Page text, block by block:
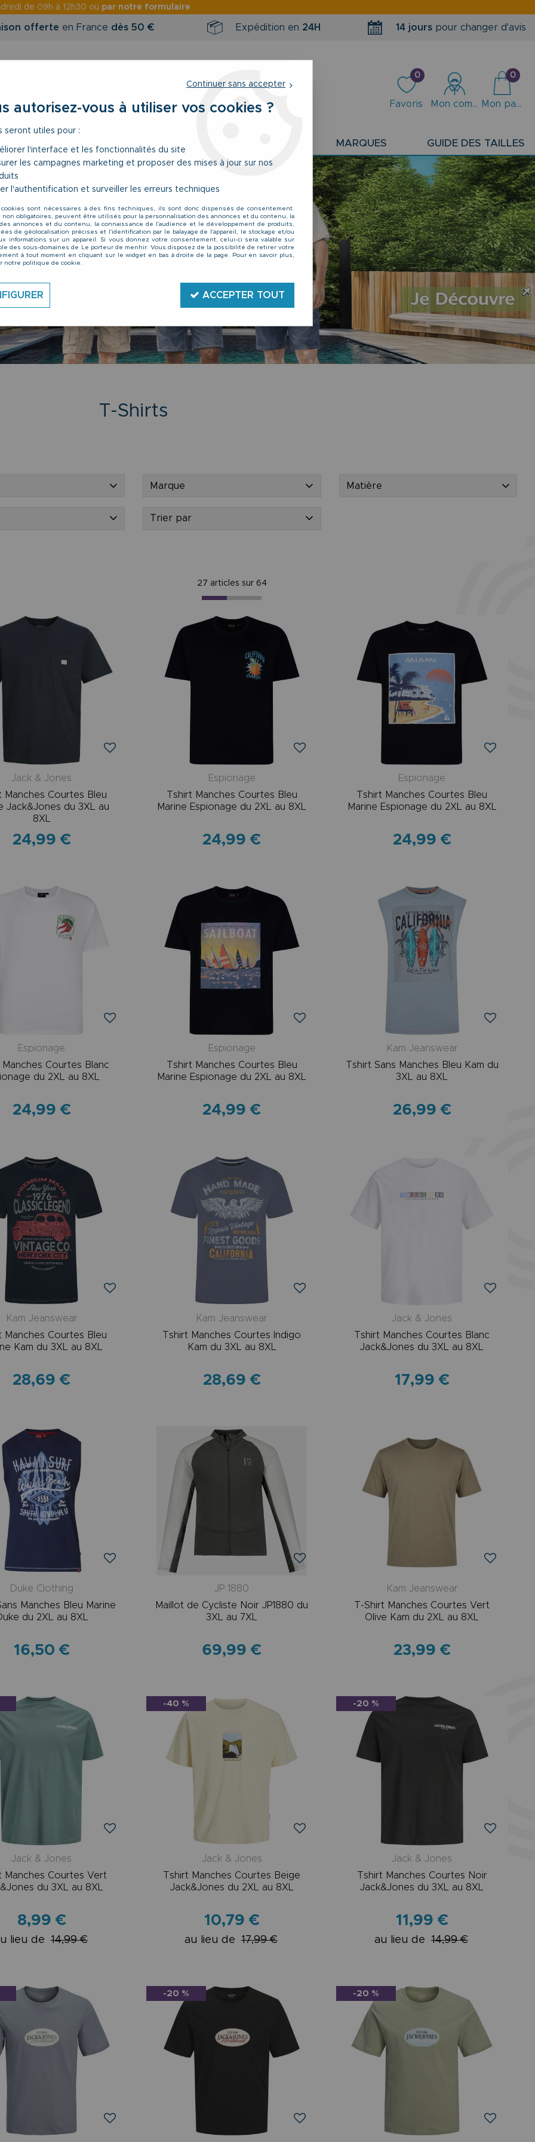
de 09h à 12h30 ou par notre formulaire
offerte en France dès 50 € Expédition en 24H 14 jours pour changer d'avis
0
Favoris Mon compte
0
Mon panier
/ ÉTÉ MARQUES GUIDE DES TAILLES
T-Shirts
Marque Matière
Trier par
27 articles sur 64
Jack & Jones
Manches Courtes Bleu
Jack&Jones du 3XL au
8XL
24,99 €
Espionage
Tshirt Manches Courtes Bleu
Marine Espionage du 2XL au 8XL
24,99 €
Espionage
Tshirt Manches Courtes Bleu
Marine Espionage du 2XL au 8XL
24,99 €
Espionage
Manches Courtes Blanc
du 2XL au 8XL
24,99 €
Espionage
Tshirt Manches Courtes Bleu
Marine Espionage du 2XL au 8XL
24,99 €
Kam Jeanswear
Tshirt Sans Manches Bleu Kam du
3XL au 8XL
26,99 €
Kam Jeanswear
Manches Courtes Bleu
Kam du 3XL au 8XL
28,69 €
Kam Jeanswear
Tshirt Manches Courtes Indigo
Kam du 3XL au 8XL
28,69 €
Jack & Jones
Tshirt Manches Courtes Blanc
Jack&Jones du 3XL au 8XL
17,99 €
Duke Clothing
Manches Bleu Marine
Duke du 2XL au 8XL
16,50 €
JP 1880
Maillot de Cycliste Noir JP1880 du
3XL au 7XL
69,99 €
Kam Jeanswear
T-Shirt Manches Courtes Vert
Olive Kam du 2XL au 8XL
23,99 €
Jack & Jones
Manches Courtes Vert
du 3XL au 8XL
8,99 €
lieu de 14,99 €
-40 %
Jack & Jones
Tshirt Manches Courtes Beige
Jack&Jones du 2XL au 8XL
10,79 €
au lieu de 17,99 €
-20 %
Jack & Jones
Tshirt Manches Courtes Noir
Jack&Jones du 3XL au 8XL
11,99 €
au lieu de 14,99 €
-20 % -20 %
Continuer sans accepter
autorisez-vous à utiliser vos cookies ?
seront utiles pour :
l'interface et les fonctionnalités du site
les campagnes marketing et proposer des mises à jour sur nos
l'authentification et surveiller les erreurs techniques
cookies sont nécessaires à des fins techniques, ils sont donc dispensés de consentement.
non obligatoires, peuvent être utilisés pour la personnalisation des annonces et du contenu, la
annonces et du contenu, la connaissance de l'audience et le développement de produits,
de géolocalisation précises et l'identification par le balayage de l'appareil, le stockage et/ou
informations sur un appareil. Si vous donnez votre consentement, celui-ci sera valable sur
des sous-domaines de Le porteur de menhir. Vous disposez de la possibilité de retirer votre
à tout moment en cliquant sur le widget en bas à droite de la page. Pour en savoir plus,
notre politique de cookie.
ACCEPTER TOUT